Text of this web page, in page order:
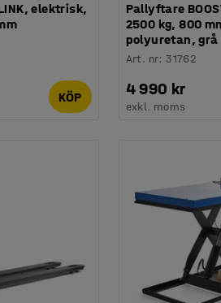
elektrisk,
KÖP
Pallyftare
2500 kg, 800
polyuretan, grå
Art. nr:31762
4 990 kr
exkl. moms